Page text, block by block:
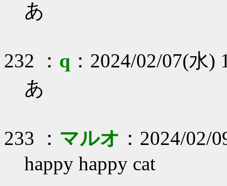
あ
232 ： q ：2024/02/07(水
あ
233 ： マルオ ：2024/02/
happy happy cat